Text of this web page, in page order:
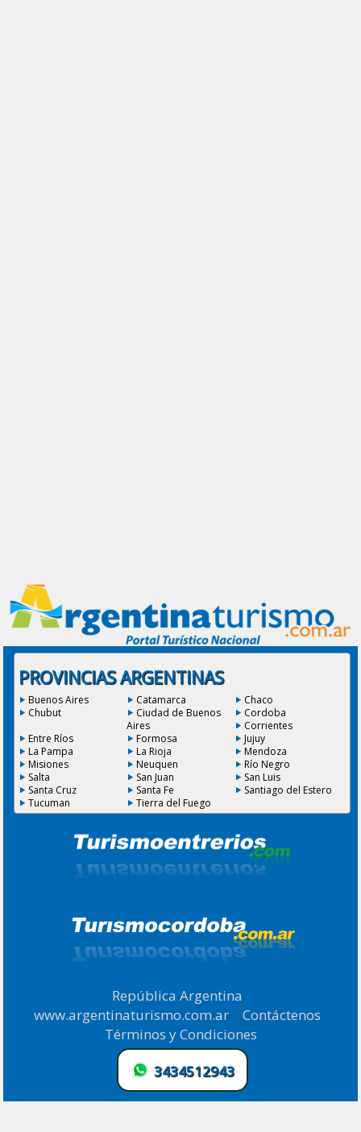
PROVINCIAS ARGENTINAS
Buenos Aires Catamarca
Chaco
Chubut
Ciudad de Buenos
Aires
Cordoba
Corrientes
Entre Ríos
Formosa
Jujuy
La Pampa
La Rioja
Mendoza
Misiones
Neuquen
Río Negro
Salta
San Juan
San Luis
Santa Cruz
Santa Fe
Santiago del Estero
Tucuman
Tierra del Fuego
República Argentina
www.argentinaturismo.com.ar| Contáctenos
Términos y Condiciones
3434512943